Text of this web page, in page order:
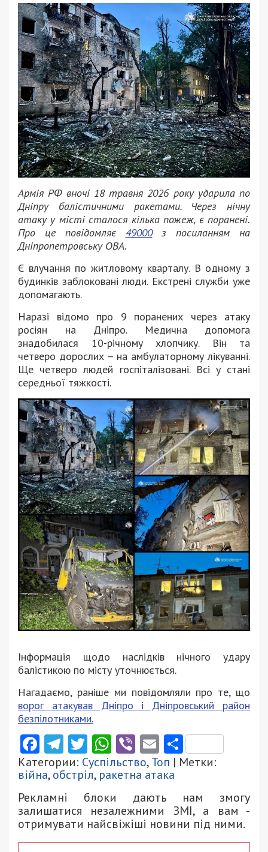
Армія РФ вночі 18 травня 2026 року ударила по
Дніпру балістичними ракетами. Через нічну
атаку у місті сталося кілька пожеж, є поранені.
Про це повідомляє 49000з посиланням на
Дніпропетровську ОВА.
Є влучання по житловому кварталу. В одному з
будинків заблоковані люди. Екстрені служби уже
допомагають.
Наразі відомо про 9 поранених через атаку
росіян на Дніпро. Медична допомога
знадобилася 10-річному хлопчику. Він та
четверо дорослих – на амбулаторному лікуванні.
Ще четверо людей госпіталізовані. Всі у стані
середньої тяжкості.
Інформація щодо наслідків нічного удару
балістикою по місту уточнюється.
Нагадаємо, раніше ми повідомляли про те, що
ворог атакував Дніпро і Дніпровський район
безпілотниками.
Facebook
Telegram
Twitter
WhatsApp
ViberEmail
Категории: Суспільство,Топ | Метки:
війна,обстріл, ракетна атака
Рекламні блоки дають нам змогу
залишатися незалежними ЗМІ, а вам -
отримувати найсвіжіші новини під ними.